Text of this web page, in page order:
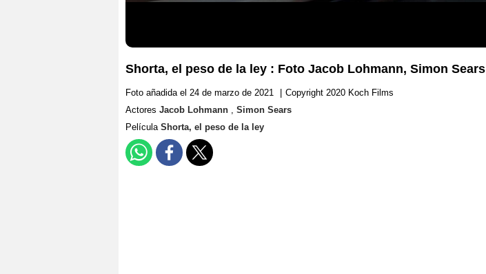
Shorta, el peso de la ley : Foto Jacob Lohmann, Simon Sears
Foto añadida el 24 de marzo de 2021
Copyright 2020 Koch Films
Actores Jacob Lohmann , Simon Sears
Película Shorta, el peso de la ley